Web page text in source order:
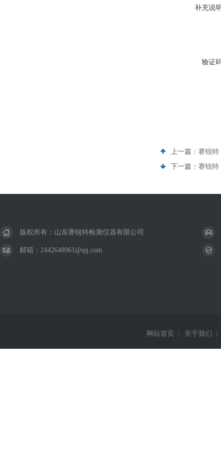
补充说
验证
上一篇： 赛锐特
下一篇： 赛锐特
版权所有：山东赛锐特检测仪器有限公司
邮箱：2442648961@qq.com
网站首页 关于我们